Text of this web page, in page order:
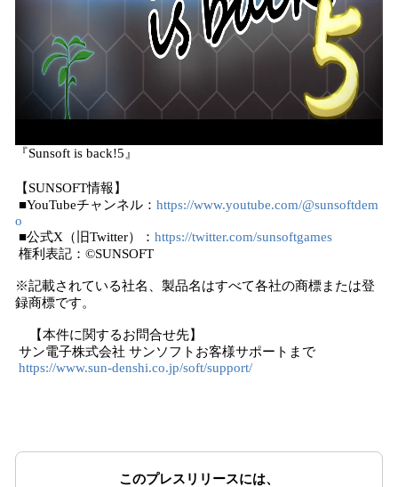
『Sunsoft is back!5』
【SUNSOFT情報】
■YouTubeチャンネル： https://www.youtube.com/@sunsoftdem
o
■公式X（旧Twitter）： https://twitter.com/sunsoftgames
権利表記：©SUNSOFT
※記載されている社名、製品名はすべて各社の商標または登
録商標です。
【本件に関するお問合せ先】
サン電子株式会社 サンソフトお客様サポートまで
https://www.sun-denshi.co.jp/soft/support/
このプレスリリースには、